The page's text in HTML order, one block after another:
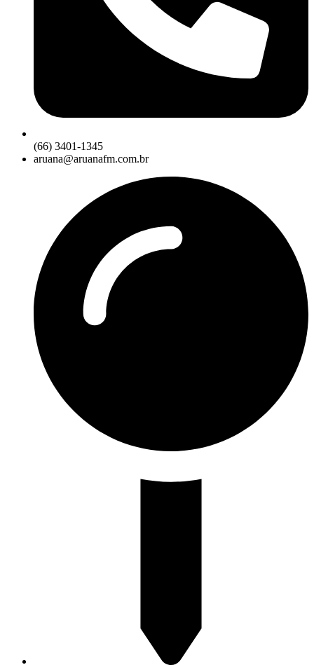
(66) 3401-1345
aruana@aruanafm.com.br